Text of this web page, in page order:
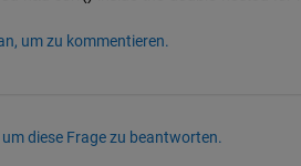
um zu kommentieren.
um diese Frage zu beantworten.